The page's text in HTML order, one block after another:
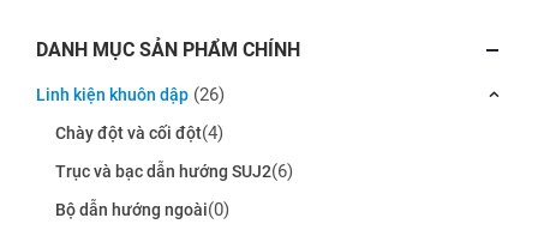
DANH MỤC SẢN PHẨM CHÍNH
Linh kiện khuôn dập (26)
Chày đột và cối đột(4)
Trục và bạc dẫn hướng SUJ2(6)
Bộ dẫn hướng ngoài(0)